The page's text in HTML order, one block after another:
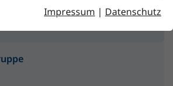
Impressum | Datenschutz